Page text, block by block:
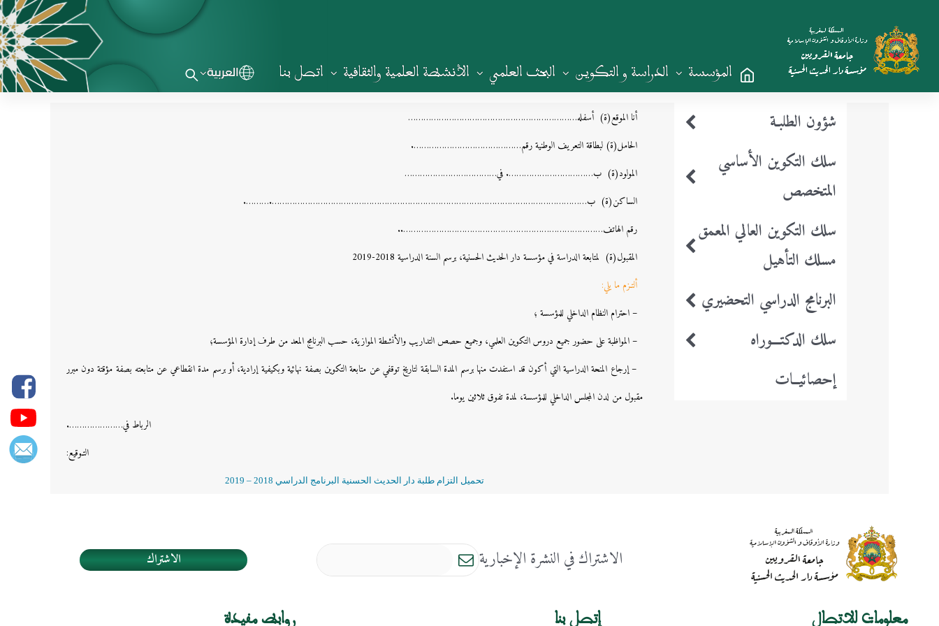
المؤسسة الدراسة و التكوين البحث العلمي الأنشطة العلمية والثقافية اتصل بنا العربية
شؤون الطلبـة
سلك التكوين الأساسي
المتخصص
سلك التكوين العالي المعمق
مسلك التأهيل
البرنامج الدراسي التحضيري
سلك الدكتـــوراه
إحصائيــات
أنا الموقع(ة) أسفله…………………………………………………………
الحامل(ة) لبطاقة التعريف الوطنية رقم…………………………………….
المولود(ة) ب……………………………. في………………………………
الساكن(ة) ب…………………………………………………………………………………………………………….
……….
رقم الهاتف……………………………………………………………………..
المقبول(ة) لمتابعة الدراسة في مؤسسة دار الحديث الحسنية، برسم السنة الدراسية 2018-2019
ألتـزم ما يلي:
– احترام النظام الداخلي للمؤسسة ؛
– المواظبة على حضور جميع دروس التكوين العلمي، وجميع حصص التداريب والأنشطة الموازية، حسب البرنامج المعد من طرف إدارة المؤسسة؛
– إرجاع المنحة الدراسية التي أكون قد استفدت منها برسم المدة السابقة لتاريخ توقفي عن متابعة التكوين بصفة نهائية وبكيفية إرادية، أو برسم مدة انقطاعي عن متابعته بصفة مؤقتة دون مبرر
مقبول من لدن المجلس الداخلي للمؤسسة، لمدة تفوق ثلاثين يوما.
الرباط في………………….
التـوقيع:
تحميل التزام طلبة دار الحديث الحسنية البرنامج الدراسي 2018 – 2019
الاشتراك في النشرة الإخبارية الاشتراك
معلومات للاتصال إتصل بنا روابط مفيدة